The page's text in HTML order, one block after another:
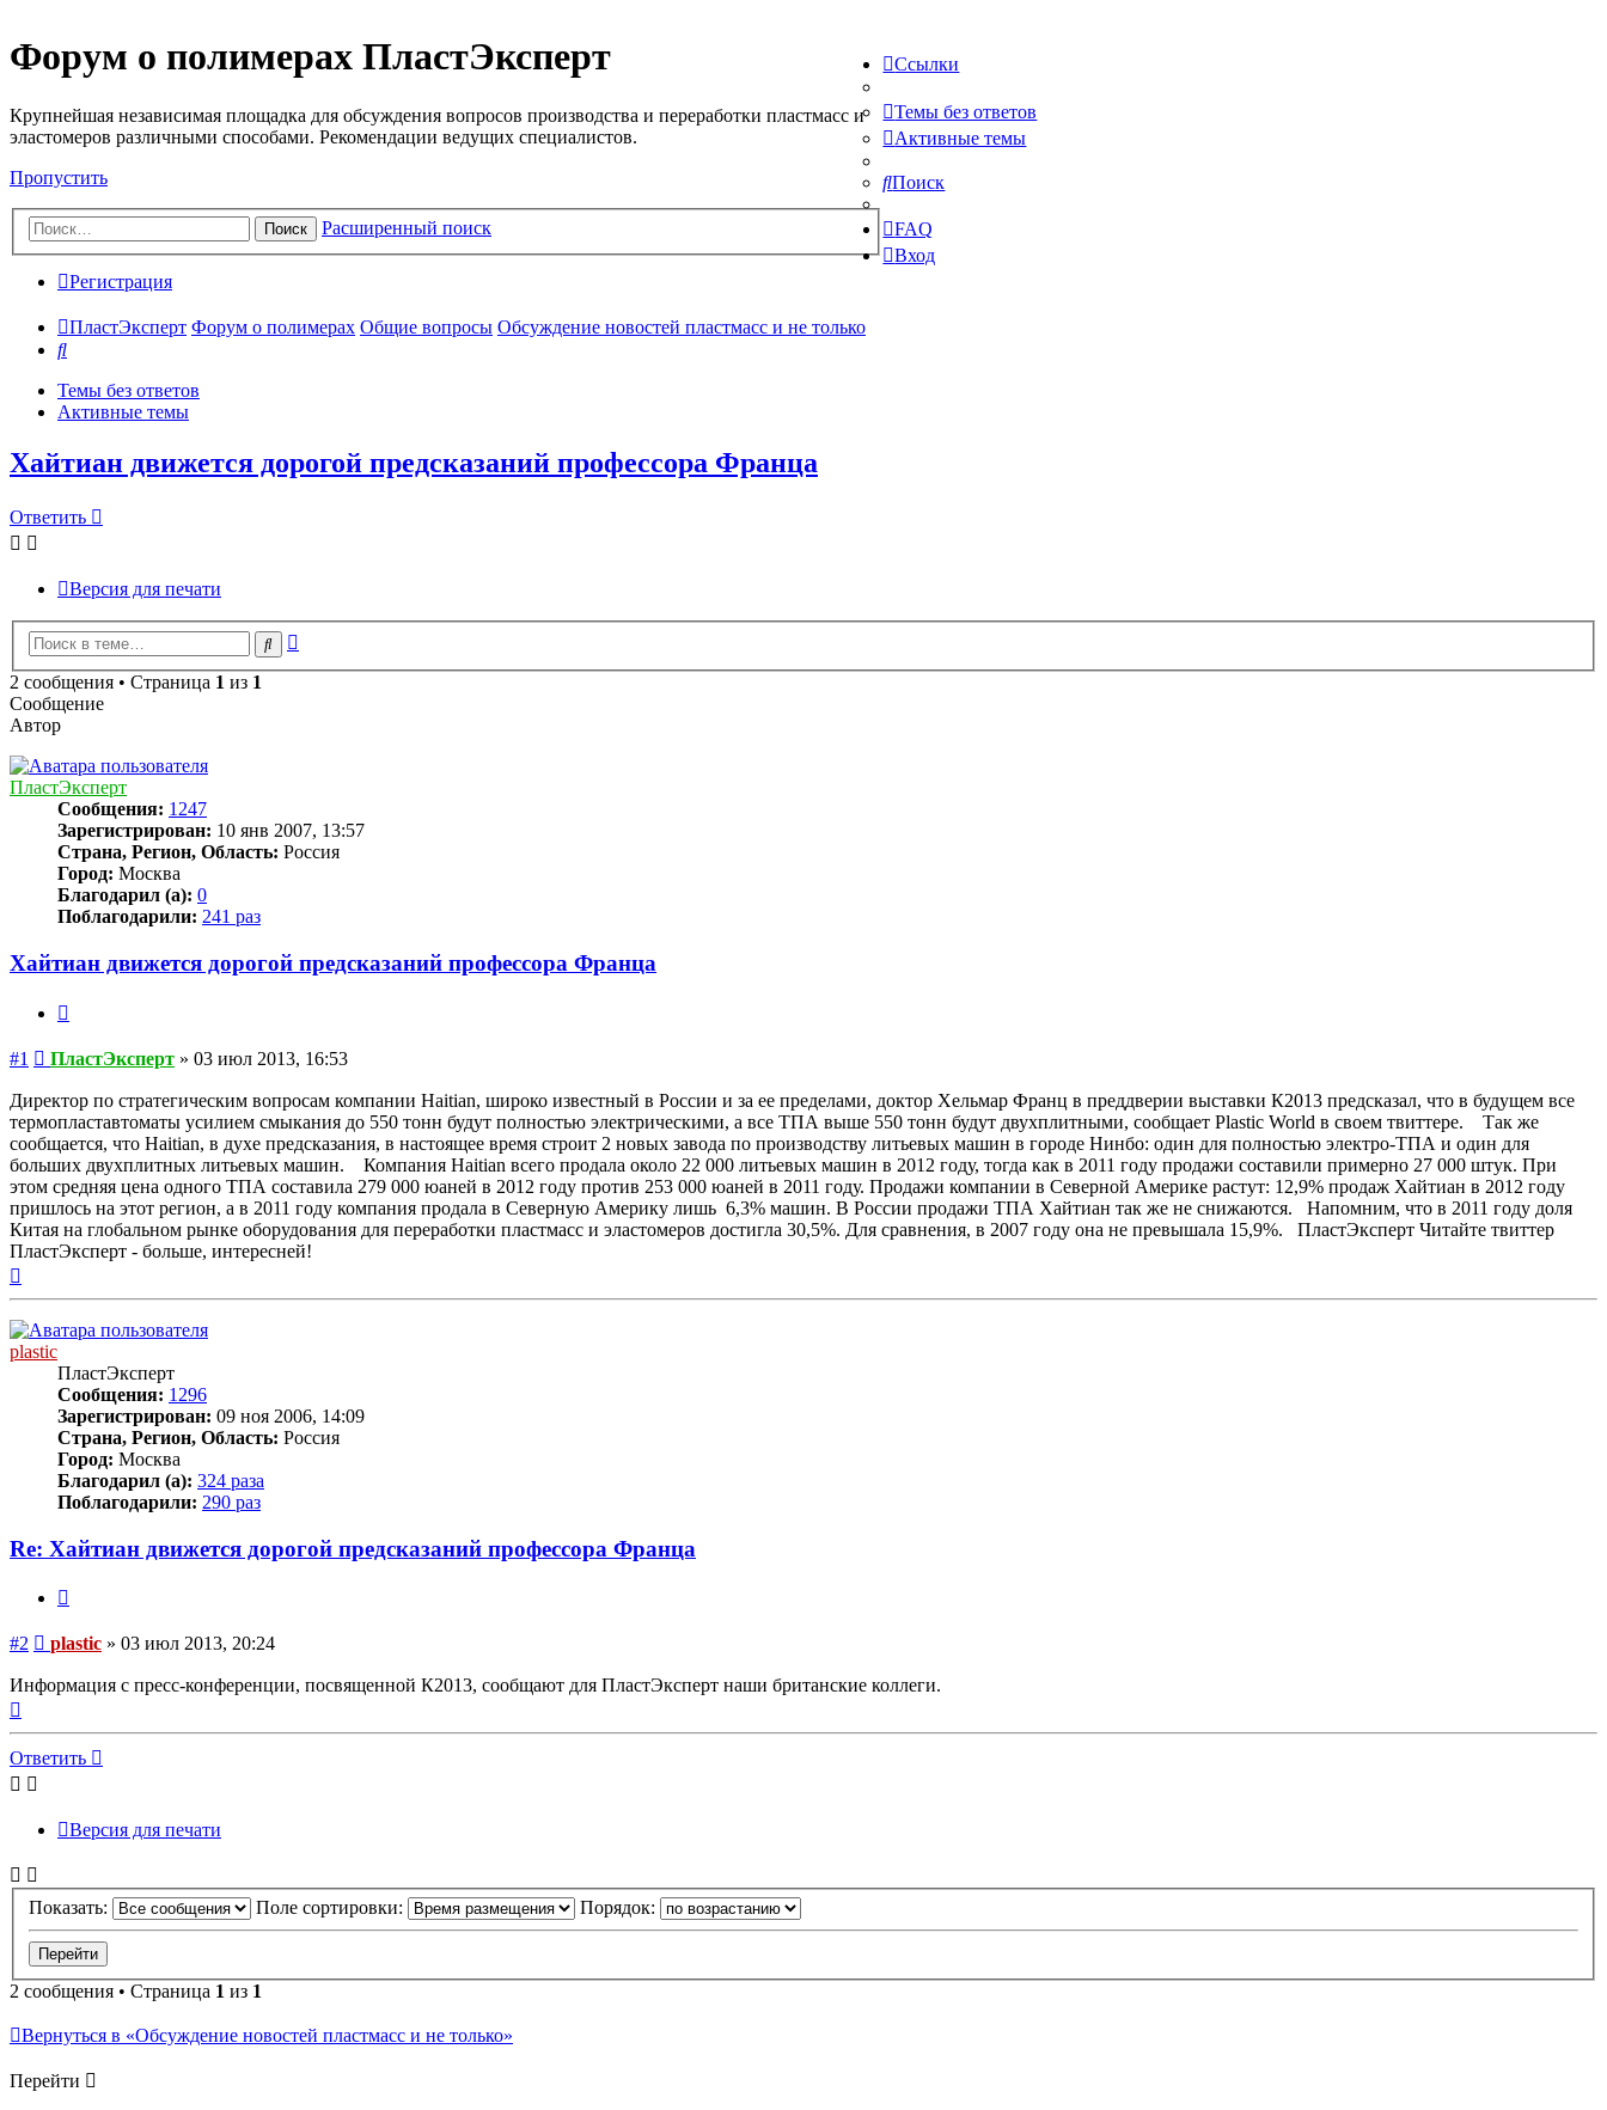
Форум о полимерах ПластЭксперт
Крупнейшая независимая площадка для обсуждения вопросов производства и переработки пластмасс и
эластомеров различными способами. Рекомендации ведущих специалистов.
Пропустить
Поиск Расширенный поиск
Ссылки
Темы без ответов
Активные темы
Поиск
FAQ
Вход
Регистрация
ПластЭксперт Форум о полимерах Общие вопросы Обсуждение новостей пластмасс и не только
Поиск
Темы без ответов
Активные темы
Хайтиан движется дорогой предсказаний профессора Франца
Ответить
Версия для печати
Поиск
2 сообщения • Страница 1 из 1
Сообщение
Автор
ПластЭксперт
Сообщения: 1247
Зарегистрирован: 10 янв 2007, 13:57
Страна, Регион, Область: Россия
Город: Москва
Благодарил (а): 0
Поблагодарили: 241 раз
Хайтиан движется дорогой предсказаний профессора Франца
#1 Сообщение
ПластЭксперт » 03 июл 2013, 16:53
Директор по стратегическим вопросам компании Haitian, широко известный в России и за ее пределами, доктор Хельмар Франц в преддверии выставки К2013 предсказал, что в будущем все
термопластавтоматы усилием смыкания до 550 тонн будут полностью электрическими, а все ТПА выше 550 тонн будут двухплитными, сообщает Plastic World в своем твиттере. Так же
сообщается, что Haitian, в духе предсказания, в настоящее время строит 2 новых завода по производству литьевых машин в городе Нинбо: один для полностью электро-ТПА и один для
больших двухплитных литьевых машин. Компания Haitian всего продала около 22 000 литьевых машин в 2012 году, тогда как в 2011 году продажи составили примерно 27 000 штук. При
этом средняя цена одного ТПА составила 279 000 юаней в 2012 году против 253 000 юаней в 2011 году. Продажи компании в Северной Америке растут: 12,9% продаж Хайтиан в 2012 году
пришлось на этот регион, а в 2011 году компания продала в Северную Америку лишь 6,3% машин. В России продажи ТПА Хайтиан так же не снижаются. Напомним, что в 2011 году доля
Китая на глобальном рынке оборудования для переработки пластмасс и эластомеров достигла 30,5%. Для сравнения, в 2007 году она не превышала 15,9%. ПластЭксперт Читайте твиттер
ПластЭксперт - больше, интересней!
plastic
ПластЭксперт
Сообщения: 1296
Зарегистрирован: 09 ноя 2006, 14:09
Страна, Регион, Область: Россия
Город: Москва
Благодарил (а): 324 раза
Поблагодарили: 290 раз
Re: Хайтиан движется дорогой предсказаний профессора Франца
#2 Сообщение
plastic » 03 июл 2013, 20:24
Информация с пресс-конференции, посвященной К2013, сообщают для ПластЭксперт наши британские коллеги.
началу
Ответить
Версия для печати
Показать: Поле сортировки: Порядок:
2 сообщения • Страница 1 из 1
Вернуться в «Обсуждение новостей пластмасс и не только»
Перейти